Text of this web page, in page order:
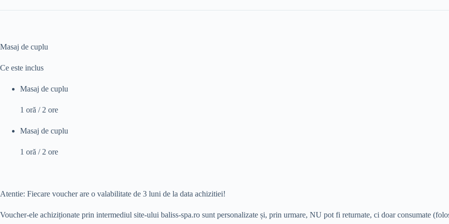
Masaj de cuplu
Ce este inclus
Masaj de cuplu
1 oră / 2 ore
Masaj de cuplu
1 oră / 2 ore
Atentie: Fiecare voucher are o valabilitate de 3 luni de la data achizitiei!
Voucher-ele achiziționate prin intermediul site-ului baliss-spa.ro sunt personalizate și, prin urmare, NU pot fi returnate, ci doar consumate